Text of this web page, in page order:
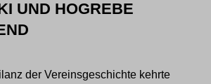
UND HOGREBE
der Vereinsgeschichte kehrte